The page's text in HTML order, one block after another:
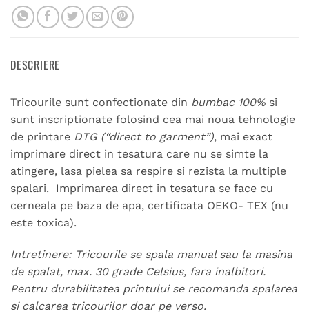
DESCRIERE
Tricourile sunt confectionate din bumbac 100% si
sunt inscriptionate folosind cea mai noua tehnologie
de printare DTG (“direct to garment”), mai exact
imprimare direct in tesatura care nu se simte la
atingere, lasa pielea sa respire si rezista la multiple
spalari. Imprimarea direct in tesatura se face cu
cerneala pe baza de apa, certificata OEKO- TEX (nu
este toxica).
Intretinere: Tricourile se spala manual sau la masina
de spalat, max. 30 grade Celsius, fara inalbitori.
Pentru durabilitatea printului se recomanda spalarea
si calcarea tricourilor doar pe verso.